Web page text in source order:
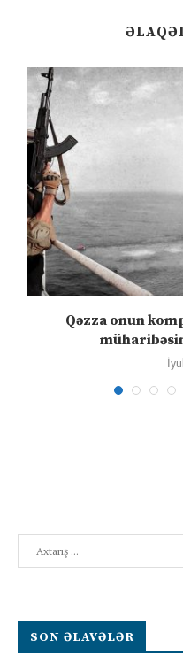
Qəzza onun
SON ƏLAVƏLƏR